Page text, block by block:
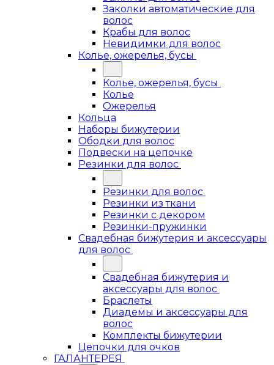
Заколки автоматические для
волос
Крабы для волос
Невидимки для волос
Колье, ожерелья, бусы
Колье, ожерелья, бусы
Колье
Ожерелья
Кольца
Наборы бижутерии
Ободки для волос
Подвески на цепочке
Резинки для волос
Резинки для волос
Резинки из ткани
Резинки с декором
Резинки-пружинки
Свадебная бижутерия и аксессуары
для волос
Свадебная бижутерия и
аксессуары для волос
Браслеты
Диадемы и аксессуары для
волос
Комплекты бижутерии
Цепочки для очков
ГАЛАНТЕРЕЯ